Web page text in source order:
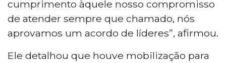
cumprimento àquele nosso compromisso
de atender sempre que chamado, nós
aprovamos um acordo de líderes”, afirmou.
Ele detalhou que houve mobilização para